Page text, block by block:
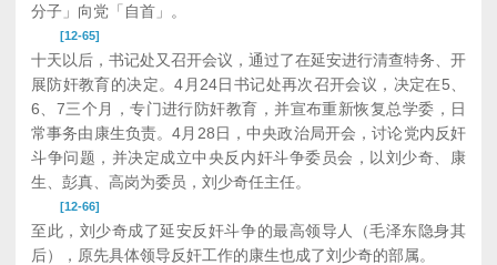
分子」向党「自首」。
[12-65]
十天以后，书记处又召开会议，通过了在延安进行清查特务、开
展防奸教育的决定。4月24日书记处再次召开会议，决定在5、
6、7三个月，专门进行防奸教育，并宣布重新恢复总学委，日
常事务由康生负责。4月28日，中央政治局开会，讨论党内反奸
斗争问题，并决定成立中央反内奸斗争委员会，以刘少奇、康
生、彭真、高岗为委员，刘少奇任主任。
[12-66]
至此，刘少奇成了延安反奸斗争的最高领导人（毛泽东隐身其
后），原先具体领导反奸工作的康生也成了刘少奇的部属。